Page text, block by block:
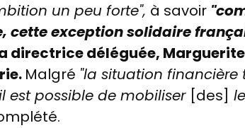
un peu forte", à savoir
cette exception solidaire
directrice déléguée,
Malgré "la situation financière
est possible de mobiliser [des]